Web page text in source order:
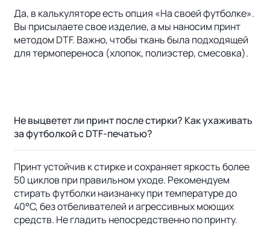
Да, в калькуляторе есть опция «На своей футболке».
Вы присылаете свое изделие, а мы наносим принт
методом DTF. Важно, чтобы ткань была подходящей
для термопереноса (хлопок, полиэстер, смесовка).
Не выцветет ли принт после стирки? Как ухаживать
за футболкой с DTF-печатью?
Принт устойчив к стирке и сохраняет яркость более
50 циклов при правильном уходе. Рекомендуем
стирать футболки наизнанку при температуре до
40°C, без отбеливателей и агрессивных моющих
средств. Не гладить непосредственно по принту.